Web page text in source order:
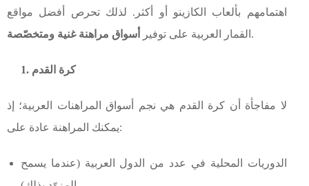
اهتمامهم بألعاب الكازينو أو أكثر. لذلك تحرص أفضل مواقع
القمار العربية على توفير
أسواق مراهنة غنية ومتخصّصة .
1. كرة القدم
لا مفاجأة أن كرة القدم هي نجم أسواق المراهنات العربية؛ إذ
يمكنك المراهنة عادة على:
الدوريات المحلية في عدد من الدول العربية (عندما يسمح